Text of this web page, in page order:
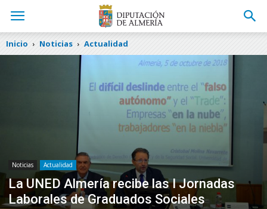
Inicio Noticias Actualidad
Noticias Actualidad
La UNED Almería recibe las I Jornadas
Laborales de Graduados Sociales